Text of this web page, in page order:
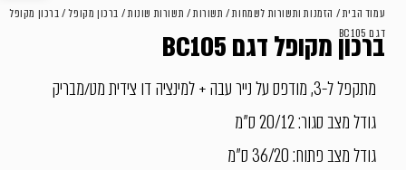
ברכון מקופל דגם BC105
מתקפל ל-3, מודפס על נייר עבה + למינציה דו צידית מט/מבריק
גודל מצב סגור: 20/12 ס"מ
גודל מצב פתוח: 36/20 ס"מ
עמוד הבית/ הזמנות ותשורות לשמחות/ תשורות/ תשורות שונות/ ברכון מקופל/ ברכון מקופל
דגם BC105